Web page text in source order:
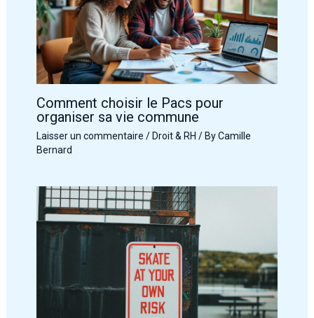
Comment choisir le Pacs pour
organiser sa vie commune
Laisser un commentaire / Droit & RH / ByCamille
Bernard